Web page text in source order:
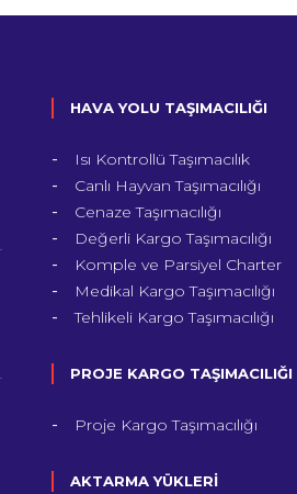
HAVA YOLU TAŞIMACILIĞI
Isı Kontrollü Taşımacılık
Canlı Hayvan Taşımacılığı
Cenaze Taşımacılığı
Değerli Kargo Taşımacılığı
Komple ve Parsiyel Charter
Medikal Kargo Taşımacılığı
Tehlikeli Kargo Taşımacılığı
PROJE KARGO TAŞIMACILIĞI
Proje Kargo Taşımacılığı
AKTARMA YÜKLERİ